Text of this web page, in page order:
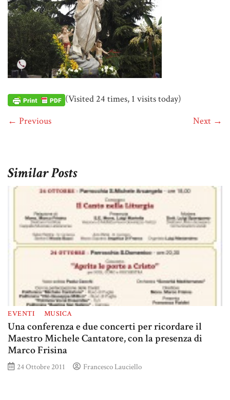
(Visited 24 times, 1 visits today)
← Previous
Next →
Similar Posts
EVENTI MUSICA
Una conferenza e due concerti per ricordare il
Maestro Michele Cantatore, con la presenza di
Marco Frisina
24 Ottobre 2011 Francesco Lauciello